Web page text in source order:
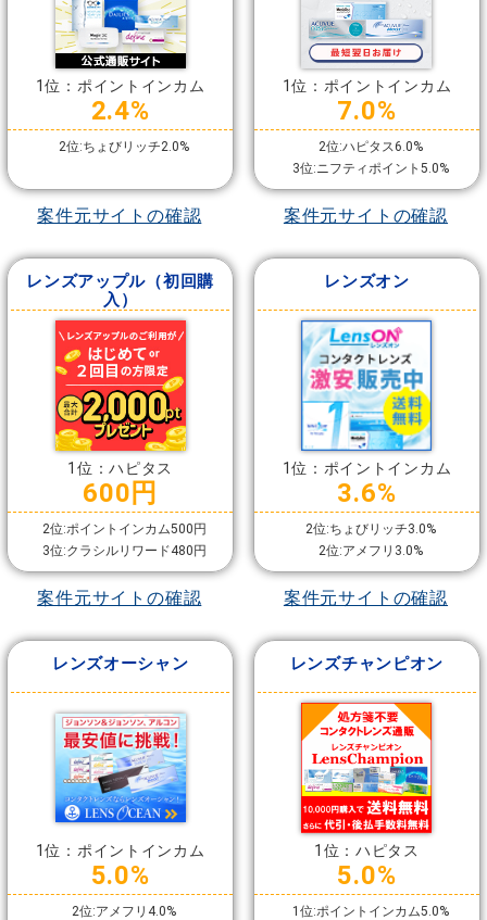
1位：ポイントインカム
2.4%
2位:ちょびリッチ2.0%
案件元サイトの確認
1位：ポイントインカム
7.0%
2位:ハピタス6.0%
3位:ニフティポイント5.0%
案件元サイトの確認
レンズアップル（初回購
入）
1位：ハピタス
600円
2位:ポイントインカム500円
3位:クラシルリワード480円
案件元サイトの確認
レンズオン
1位：ポイントインカム
3.6%
2位:ちょびリッチ3.0%
2位:アメフリ3.0%
案件元サイトの確認
レンズオーシャン
1位：ポイントインカム
5.0%
2位:アメフリ4.0%
レンズチャンピオン
1位：ハピタス
5.0%
1位:ポイントインカム5.0%